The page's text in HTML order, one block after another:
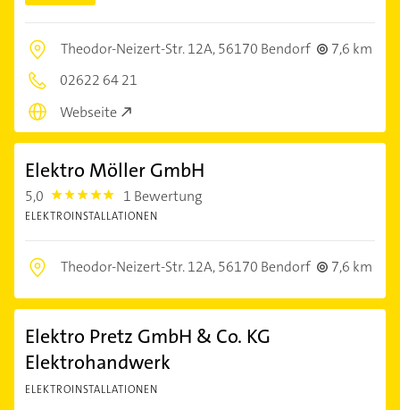
Theodor-Neizert-Str. 12A,56170 Bendorf
7,6 km
02622 64 21
Webseite
Elektro Möller GmbH
5,0 5.0 1 Bewertung
ELEKTROINSTALLATIONEN
Theodor-Neizert-Str. 12A,56170 Bendorf 7,6 km
Elektro Pretz GmbH & Co. KG
Elektrohandwerk
ELEKTROINSTALLATIONEN